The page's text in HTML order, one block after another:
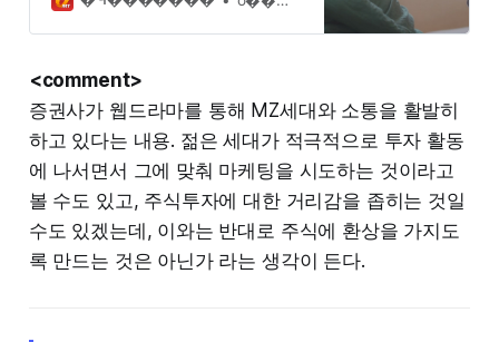
<comment>
증권사가 웹드라마를 통해 MZ세대와 소통을 활발히
하고 있다는 내용. 젊은 세대가 적극적으로 투자 활동
에 나서면서 그에 맞춰 마케팅을 시도하는 것이라고
볼 수도 있고, 주식투자에 대한 거리감을 좁히는 것일
수도 있겠는데, 이와는 반대로 주식에 환상을 가지도
록 만드는 것은 아닌가 라는 생각이 든다.